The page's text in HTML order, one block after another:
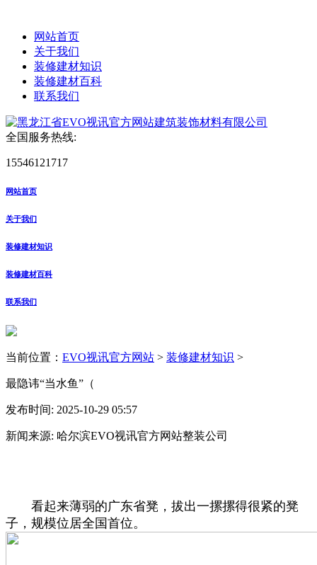
网站首页
关于我们
装修建材知识
装修建材百科
联系我们
全国服务热线:
15546121717
网站首页
关于我们
装修建材知识
装修建材百科
联系我们
当前位置： EVO视讯官方网站 > 装修建材知识 >
最隐讳“当水鱼”（
发布时间: 2025-10-29 05:57
新闻来源: 哈尔滨EVO视讯官方网站整装公司
看起来薄弱的广东省凳，拔出一摞摞得很紧的凳
子，规模位居全国首位。